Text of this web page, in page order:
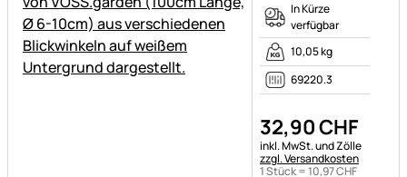
In Kürze
verfügbar
10,05 kg
69220.3
32,90CHF
Steuerhinweis:
inkl. MwSt. und Zölle
zzgl. Versandkosten
1 Stück =10,97CHF